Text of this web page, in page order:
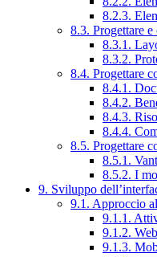
8.2.3.
8.3. Progettare
8.3.1.
8.3.2.
8.4. Progettare
8.4.1.
8.4.2.
8.4.3.
8.4.4.
8.5. Progettare
8.5.1.
8.5.2. I
9. Sviluppo
9.1. Approccio
9.1.1.
9.1.2.
9.1.3.